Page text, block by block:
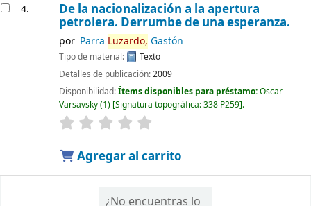
4. De la nacionalización a la apertura
petrolera. Derrumbe de una esperanza.
por Parra Luzardo, Gastón
Tipo de material:
Texto
Detalles de publicación:2009
Disponibilidad:Ítems disponibles para préstamo:Oscar
Varsavsky(1) Signatura topográfica:338 P259 .
Agregar al carrito
¿No encuentras lo